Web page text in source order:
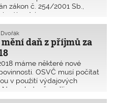
zákon č. 254/2001 Sb.,
zákonů (
mění daň z příjmů za
Dvořák
máme některé nové
OSVČ musí počítat
v použití výdajových
Naopak daně z příjmu
se stále počítají ze